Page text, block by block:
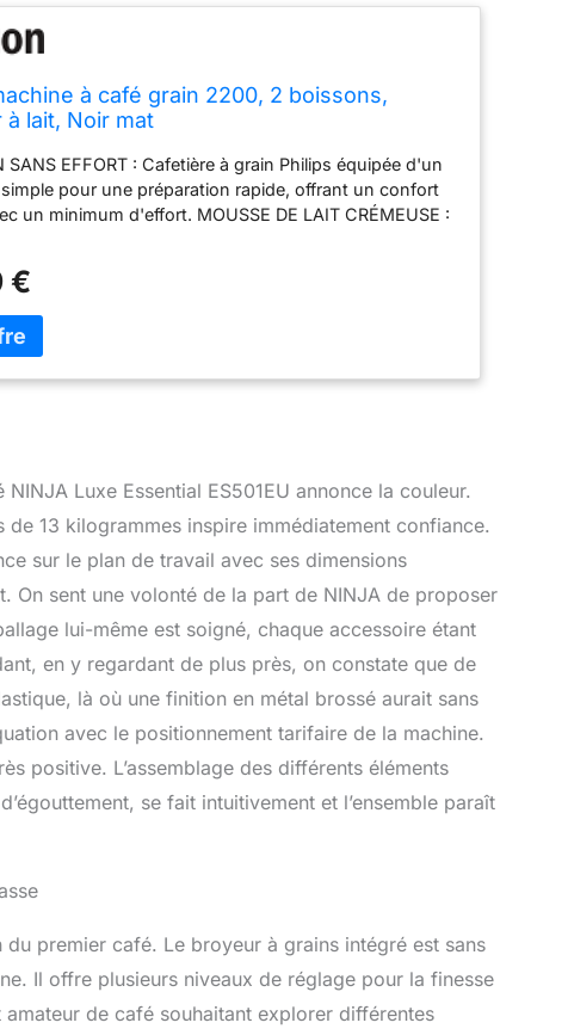
à café grain 2200, 2 boissons,
à lait, Noir mat
SANS EFFORT : Cafetière à grain Philips équipée d'un
pour une préparation rapide, offrant un confort
un minimum d'effort. MOUSSE DE LAIT CRÉMEUSE :
pour les cappuccinos et les cafés au lait.
DE CAFÉ PERSONNALISABLES : Ajustez facilement la
l'intensité du café, la quantité et la température
personnelles. NETTOYAGE FACILE : Le
lave-vaisselle, ce qui rend le nettoyage quotidien
de calcaire, minimisant le besoin de détartrage
€
Luxe Essential ES501EU annonce la couleur.
13 kilogrammes inspire immédiatement confiance.
sur le plan de travail avec ses dimensions
On sent une volonté de la part de NINJA de proposer
lui-même est soigné, chaque accessoire étant
en y regardant de plus près, on constate que de
là où une finition en métal brossé aurait sans
avec le positionnement tarifaire de la machine.
positive. L’assemblage des différents éléments
se fait intuitivement et l’ensemble paraît
premier café. Le broyeur à grains intégré est sans
Il offre plusieurs niveaux de réglage pour la finesse
de café souhaitant explorer différentes